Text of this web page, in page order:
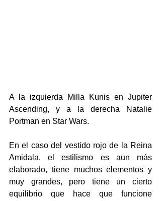
A la izquierda Milla Kunis en Jupiter
Ascending, y a la derecha Natalie
Portman en Star Wars.
En el caso del vestido rojo de la Reina
Amidala, el estilismo es aun más
elaborado, tiene muchos elementos y
muy grandes, pero tiene un cierto
equilibrio que hace que funcione